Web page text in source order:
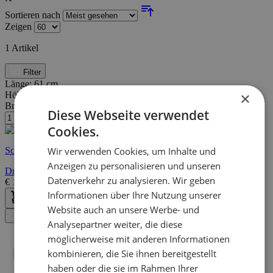
Sortieren nach
Zeigen
1 Artikel
Filter
Länge:61 cm
Höhe:
Breite/Tiefe:
Schnelle Lieferung
Drehbarer Esszimmerstuhl Lola - dunkelgrau
€ 199,00 €326,00
×
Diese Webseite verwendet
Cookies.
Wir verwenden Cookies, um Inhalte und
Anzeigen zu personalisieren und unseren
Datenverkehr zu analysieren. Wir geben
Informationen über Ihre Nutzung unserer
Website auch an unsere Werbe- und
Analysepartner weiter, die diese
möglicherweise mit anderen Informationen
kombinieren, die Sie ihnen bereitgestellt
haben oder die sie im Rahmen Ihrer